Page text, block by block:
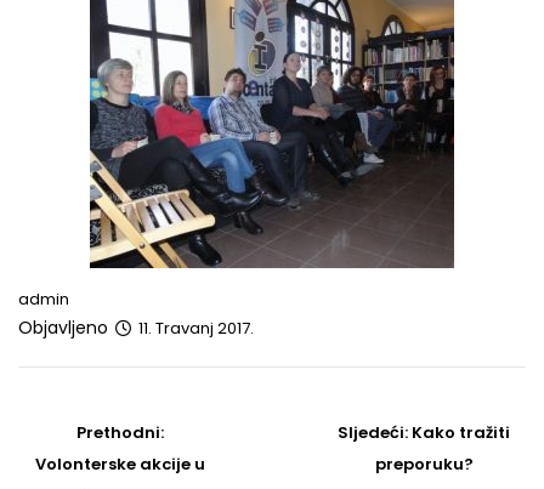
admin
Objavljeno 11. Travanj 2017.
navigation
Prethodni:Prethodni
post
Volonterske akcije u
Sljedeći: Sljedeći
Post
Kako tražiti
preporuku?